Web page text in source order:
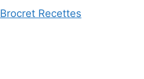
Brocret Recettes